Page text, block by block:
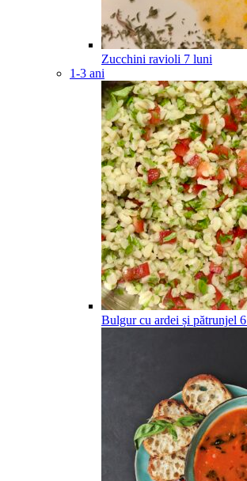
Zucchini ravioli 7 luni
1-3 ani
Bulgur cu ardei și pătrunjel 6